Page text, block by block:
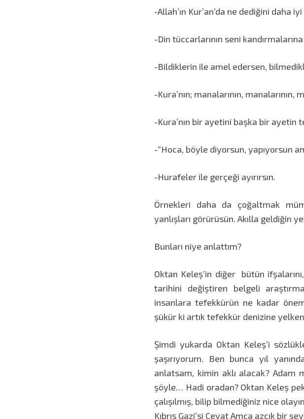
-Allah’ın Kur’an’da ne dediğini daha
-Din tüccarlarının seni
-Bildiklerin ile amel edersen,
-Kura’nın; manalarının, manalarının,
-Kura’nın bir ayetini başka bir
-“Hoca, böyle diyorsun, yapıyorsun
-Hurafeler ile gerçeği ayırırsın.
Örnekleri daha da çoğaltmak
yanlışları görürüsün. Akılla geldiğin
Bunları niye anlattım?
Oktan Keleş’in diğer bütün
tarihini değiştiren belgeli
insanlara tefekkürün ne kadar
şükür ki artık tefekkür denizine yelken
Şimdi yukarda Oktan Keleş’i
şaşırıyorum. Ben bunca yıl
anlatsam, kimin aklı alacak? Adam
şöyle… Hadi oradan? Oktan Keleş
çalışılmış, bilip bilmediğiniz nice
Kıbrıs Gazi’si Cevat Amca azcık bir